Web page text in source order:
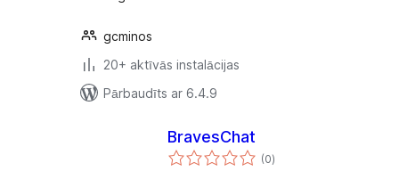
gcminos
20+ aktīvās instalācijas
Pārbaudīts ar 6.4.9
BravesChat
(0vērtējumu
kopsumma
)